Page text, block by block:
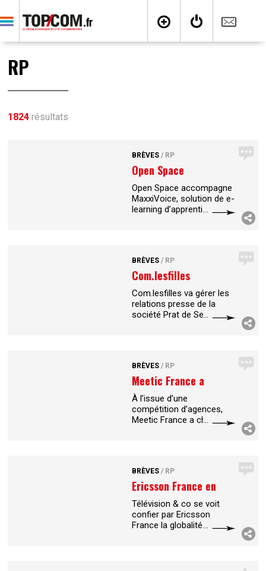
RP
1824 résultats
BRÈVES/ RP
Open Space
accompagne
MaxxiVoice
Open Space accompagne
MaxxiVoice, solution de e-
learning d’apprentissage
Contact : 01 47 64 19 80
BRÈVES/ RP
Com.lesfilles
Com.lesfilles va gérer les
relations presse de la
société Prat de Seabra,
pour...
BRÈVES/ RP
Meetic France a
choisi FHCOM
À l’issue d’une
compétition d’agences,
Meetic France a choisi
...BRÈVES/ RP
Ericsson France en
presse avec...
Télévision & co se voit
confier par Ericsson
France la globalité de ses